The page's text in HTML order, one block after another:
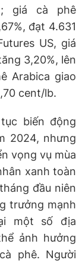
giá cà phê
đạt 4.631
US, giá
3,20%, lên
Arabica giao
cent/lb.
biến động
2024, nhưng
vọng vụ mùa
xanh toàn
đầu niên
trưởng mạnh
một số địa
ảnh hưởng
phê. Người